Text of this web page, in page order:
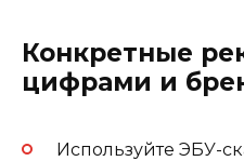
Конкретные
цифрами и
Используйте ЭБУ-